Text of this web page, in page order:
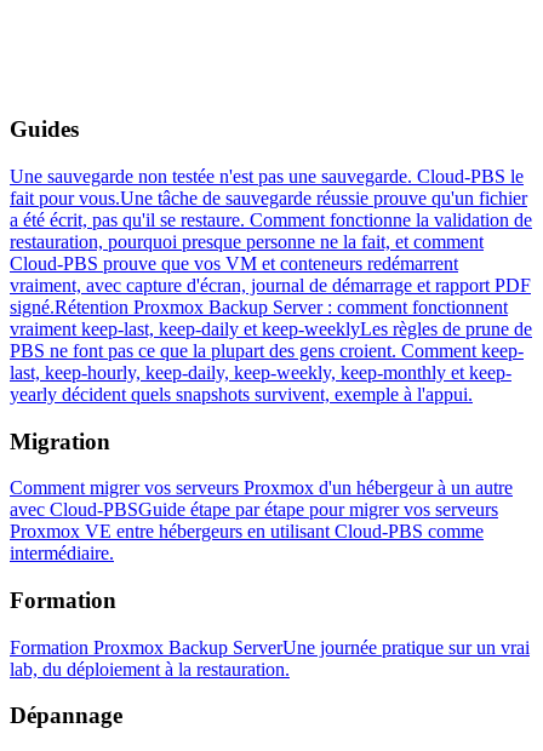
Guides
Une sauvegarde non testée n'est pas une sauvegarde. Cloud-PBS le
fait pour vous.Une tâche de sauvegarde réussie prouve qu'un fichier
a été écrit, pas qu'il se restaure. Comment fonctionne la validation de
restauration, pourquoi presque personne ne la fait, et comment
Cloud-PBS prouve que vos VM et conteneurs redémarrent
vraiment, avec capture d'écran, journal de démarrage et rapport PDF
signé.Rétention Proxmox Backup Server : comment fonctionnent
vraiment keep-last, keep-daily et keep-weeklyLes règles de prune de
PBS ne font pas ce que la plupart des gens croient. Comment keep-
last, keep-hourly, keep-daily, keep-weekly, keep-monthly et keep-
yearly décident quels snapshots survivent, exemple à l'appui.
Migration
Comment migrer vos serveurs Proxmox d'un hébergeur à un autre
avec Cloud-PBSGuide étape par étape pour migrer vos serveurs
Proxmox VE entre hébergeurs en utilisant Cloud-PBS comme
intermédiaire.
Formation
Formation Proxmox Backup ServerUne journée pratique sur un vrai
lab, du déploiement à la restauration.
Dépannage